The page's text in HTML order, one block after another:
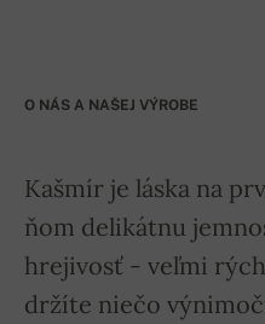
O NÁS A NAŠEJ VÝROBE
Kašmír je láska na
ňom delikátnu
hrejivosť - veľmi
držíte niečo